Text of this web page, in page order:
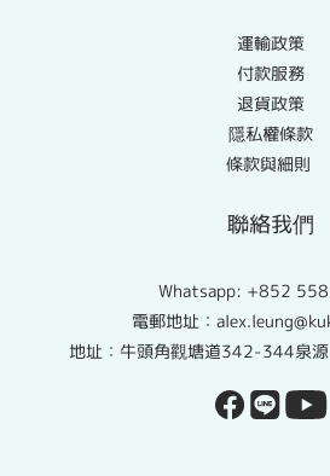
運輸政策
付款服務
退貨政策
隱私權條款
條款與細則
聯絡我們
Whatsapp: +852
電郵地址：
地址：牛頭角觀塘道342-344泉